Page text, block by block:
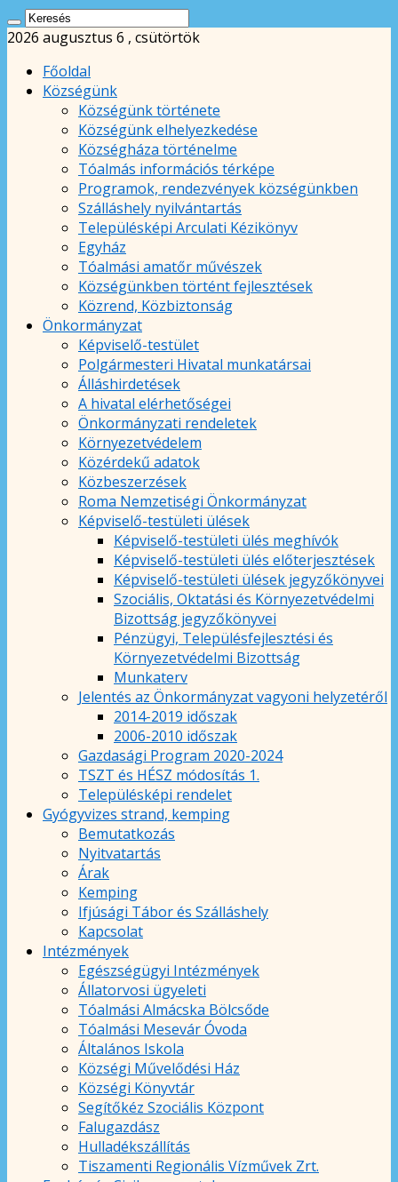
2026 augusztus 6 , csütörtök
Főoldal
Községünk
Községünk története
Községünk elhelyezkedése
Községháza történelme
Tóalmás információs térképe
Programok, rendezvények községünkben
Szálláshely nyilvántartás
Településképi Arculati Kézikönyv
Egyház
Tóalmási amatőr művészek
Községünkben történt fejlesztések
Közrend, Közbiztonság
Önkormányzat
Képviselő-testület
Polgármesteri Hivatal munkatársai
Álláshirdetések
A hivatal elérhetőségei
Önkormányzati rendeletek
Környezetvédelem
Közérdekű adatok
Közbeszerzések
Roma Nemzetiségi Önkormányzat
Képviselő-testületi ülések
Képviselő-testületi ülés meghívók
Képviselő-testületi ülés előterjesztések
Képviselő-testületi ülések jegyzőkönyvei
Szociális, Oktatási és Környezetvédelmi
Bizottság jegyzőkönyvei
Pénzügyi, Településfejlesztési és
Környezetvédelmi Bizottság
Munkaterv
Jelentés az Önkormányzat vagyoni helyzetéről
2014-2019 időszak
2006-2010 időszak
Gazdasági Program 2020-2024
TSZT és HÉSZ módosítás 1.
Településképi rendelet
Gyógyvizes strand, kemping
Bemutatkozás
Nyitvatartás
Árak
Kemping
Ifjúsági Tábor és Szálláshely
Kapcsolat
Intézmények
Egészségügyi Intézmények
Állatorvosi ügyeleti
Tóalmási Almácska Bölcsőde
Tóalmási Mesevár Óvoda
Általános Iskola
Községi Művelődési Ház
Községi Könyvtár
Segítőkéz Szociális Központ
Falugazdász
Hulladékszállítás
Tiszamenti Regionális Vízművek Zrt.